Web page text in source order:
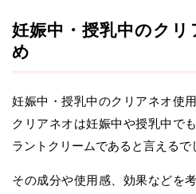
妊娠中・授乳中のクリ
め
妊娠中・授乳中のクリアネオ使
クリアネオは妊娠中や授乳中で
ラントクリームであると言えるで
その成分や使用感、効果などを